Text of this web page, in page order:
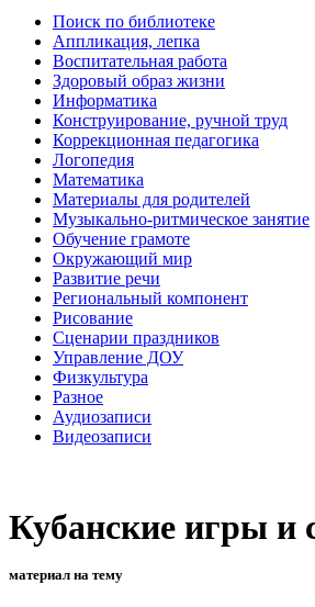
Поиск по библиотеке
Аппликация, лепка
Воспитательная работа
Здоровый образ жизни
Информатика
Конструирование, ручной труд
Коррекционная педагогика
Логопедия
Математика
Материалы для родителей
Музыкально-ритмическое занятие
Обучение грамоте
Окружающий мир
Развитие речи
Региональный компонент
Рисование
Сценарии праздников
Управление ДОУ
Физкультура
Разное
Аудиозаписи
Видеозаписи
Кубанские игры и
материал на тему